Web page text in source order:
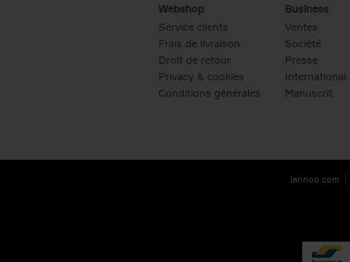
Webshop
Service clients
Frais de livraison
Droit de retour
Privacy & cookies
Conditions générales
Business
Ventes
Société
Presse
International
Manuscrit
lannoo.com